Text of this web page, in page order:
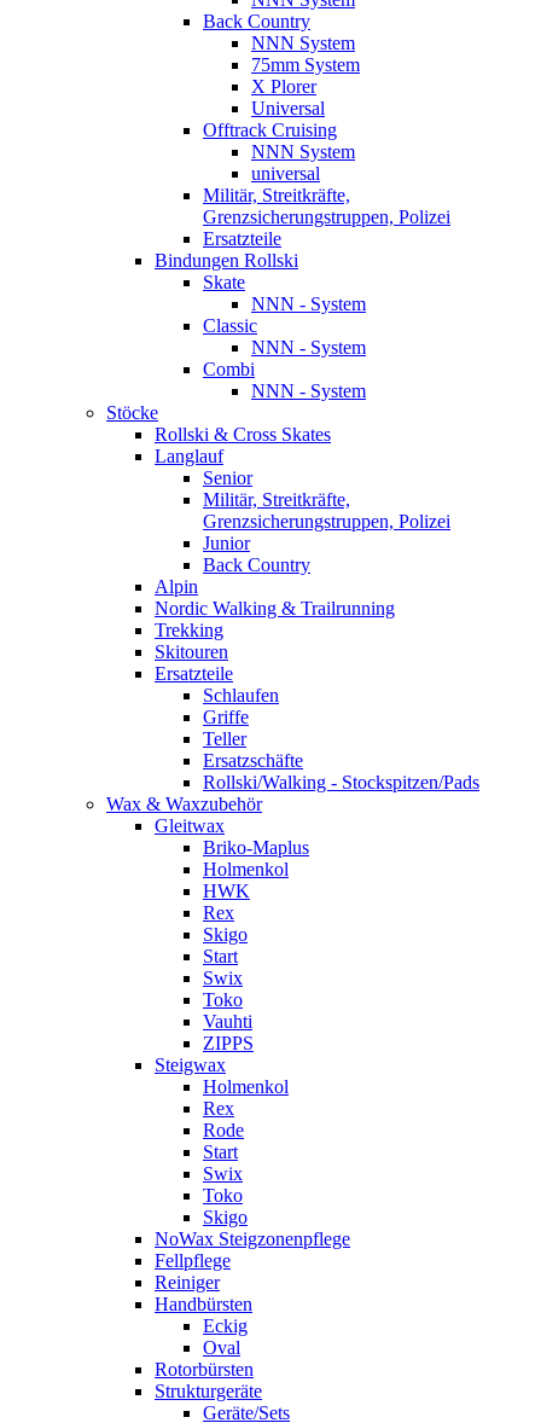
Back Country
NNN System
75mm System
X Plorer
Universal
Offtrack Cruising
NNN System
universal
Militär, Streitkräfte,
Grenzsicherungstruppen, Polizei
Ersatzteile
Bindungen Rollski
Skate
NNN - System
Classic
NNN - System
Combi
NNN - System
Stöcke
Rollski & Cross Skates
Langlauf
Senior
Militär, Streitkräfte,
Grenzsicherungstruppen, Polizei
Junior
Back Country
Alpin
Nordic Walking & Trailrunning
Trekking
Skitouren
Ersatzteile
Schlaufen
Griffe
Teller
Ersatzschäfte
Rollski/Walking - Stockspitzen/Pads
Wax & Waxzubehör
Gleitwax
Briko-Maplus
Holmenkol
HWK
Rex
Skigo
Start
Swix
Toko
Vauhti
ZIPPS
Steigwax
Holmenkol
Rex
Rode
Start
Swix
Toko
Skigo
NoWax Steigzonenpflege
Fellpflege
Reiniger
Handbürsten
Eckig
Oval
Rotorbürsten
Strukturgeräte
Geräte/Sets